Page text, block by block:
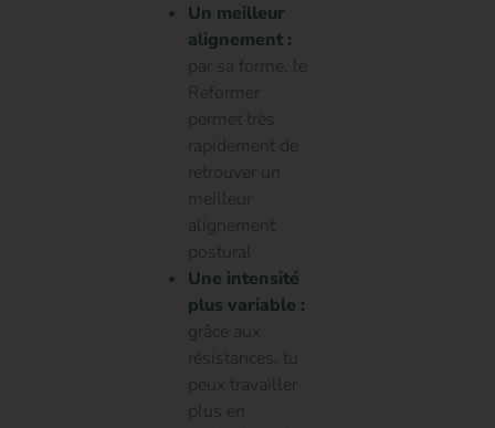
Un meilleur
alignement :
par sa forme, le
Reformer
permet très
rapidement de
retrouver un
meilleur
alignement
postural
Une intensité
plus variable :
grâce aux
résistances, tu
peux travailler
plus en